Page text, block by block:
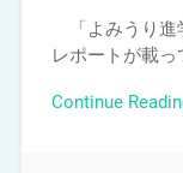
「よみうり進
レポートが載
Continue